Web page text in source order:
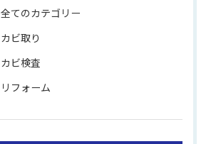
全てのカテゴリー
カビ取り
カビ検査
リフォーム